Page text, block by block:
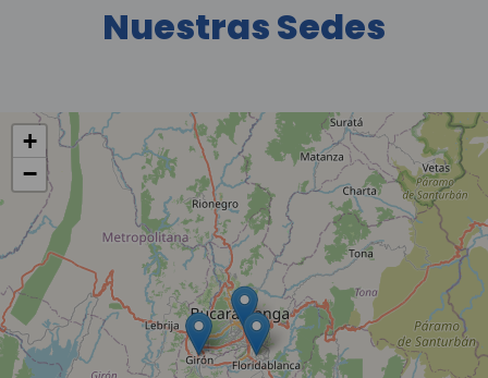
Nuestras Sedes
+
−